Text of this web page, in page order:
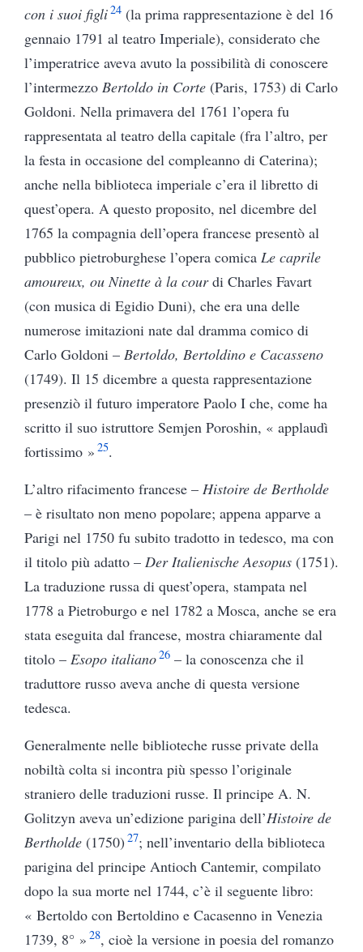
con i suoi figli24(la prima rappresentazione è del 16
gennaio 1791 al teatro Imperiale), considerato che
l’imperatrice aveva avuto la possibilità di conoscere
l’intermezzo Bertoldo in Corte (Paris, 1753) di Carlo
Goldoni. Nella primavera del 1761 l’opera fu
rappresentata al teatro della capitale (fra l’altro, per
la festa in occasione del compleanno di Caterina);
anche nella biblioteca imperiale c’era il libretto di
quest’opera. A questo proposito, nel dicembre del
1765 la compagnia dell’opera francese presentò al
pubblico pietroburghese l’opera comica Le caprile
amoureux, ou Ninette à la courdi Charles Favart
(con musica di Egidio Duni), che era una delle
numerose imitazioni nate dal dramma comico di
Carlo Goldoni – Bertoldo, Bertoldino e Cacasseno
(1749). Il 15 dicembre a questa rappresentazione
presenziò il futuro imperatore Paolo I che, come ha
scritto il suo istruttore Semjen Poroshin, « applaudì
fortissimo » 25.
L’altro rifacimento francese – Histoire de Bertholde
– è risultato non meno popolare; appena apparve a
Parigi nel 1750 fu subito tradotto in tedesco, ma con
il titolo più adatto – Der Italienische Aesopus (1751).
La traduzione russa di quest’opera, stampata nel
1778 a Pietroburgo e nel 1782 a Mosca, anche se era
stata eseguita dal francese, mostra chiaramente dal
titolo – Esopo italiano26– la conoscenza che il
traduttore russo aveva anche di questa versione
tedesca.
Generalmente nelle biblioteche russe private della
nobiltà colta si incontra più spesso l’originale
straniero delle traduzioni russe. Il principe A. N.
Golitzyn aveva un’edizione parigina dell’Histoire de
Bertholde (1750) 27; nell’inventario della biblioteca
parigina del principe Antioch Cantemir, compilato
dopo la sua morte nel 1744, c’è il seguente libro:
« Bertoldo con Bertoldino e Cacasenno in Venezia
1739, 8° » 28, cioè la versione in poesia del romanzo